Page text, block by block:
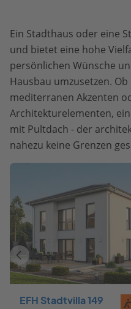
Ein Stadthaus oder eine
und bietet eine hohe
persönlichen Wünsche
Hausbau umzusetzen.
mediterranen Akzenten
Architekturelementen,
mit Pultdach - der
nahezu keine Grenzen
EFH Stadtvilla 149
Vorheriges
Haus